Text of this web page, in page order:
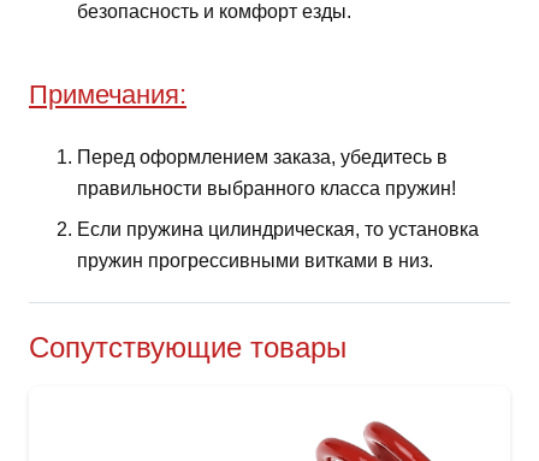
безопасность и комфорт езды.
Примечания:
Перед оформлением заказа, убедитесь в
правильности выбранного класса пружин!
Если пружина цилиндрическая, то установка
пружин прогрессивными витками в низ.
Сопутствующие товары